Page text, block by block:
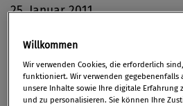
25. Januar 2011
Die Europäische Kommission
einer von Telefónica und
Willkommen
Wir verwenden Cookies, die erforderlich
funktioniert. Wir verwenden gegebenenfalls
unsere Inhalte sowie Ihre digitale Erfahrung
und zu personalisieren. Sie können Ihre